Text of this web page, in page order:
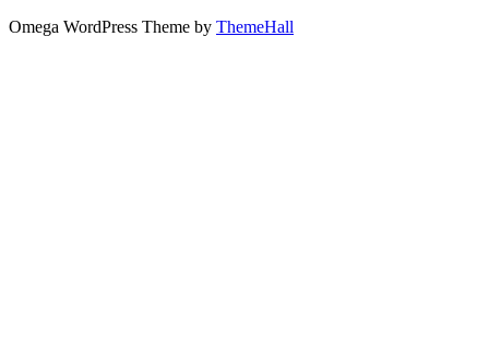
Omega WordPress Theme by ThemeHall